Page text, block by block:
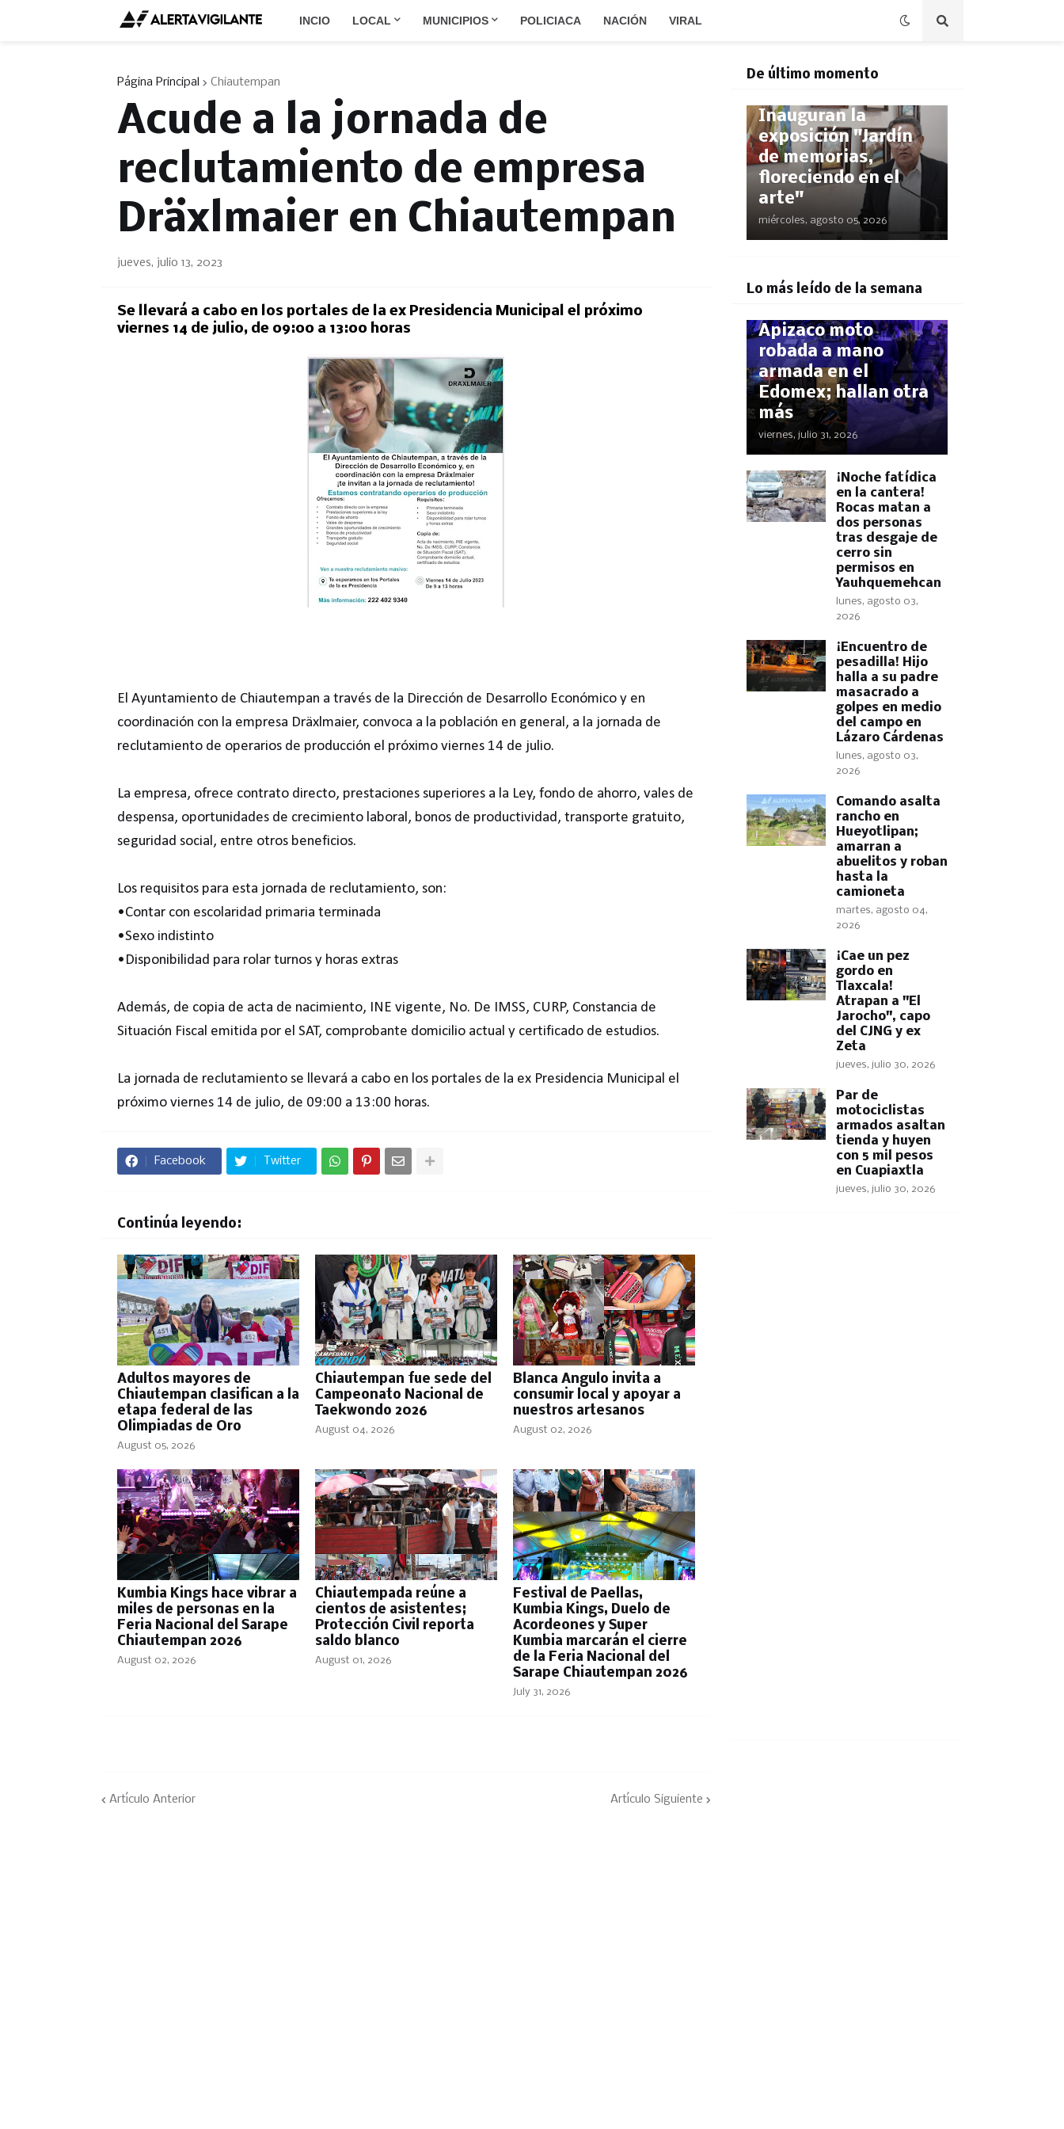
INCIO LOCAL MUNICIPIOS POLICIACA NACIÓN VIRAL
Página Principal Chiautempan
Acude a la jornada de
reclutamiento de empresa
Dräxlmaier en Chiautempan
jueves, julio 13, 2023
Se llevará a cabo en los portales de la ex Presidencia Municipal el próximo
viernes 14 de julio, de 09:00 a 13:00 horas
El Ayuntamiento de Chiautempan a través de la Dirección de Desarrollo Económico y en
coordinación con la empresa Dräxlmaier, convoca a la población en general, a la jornada de
reclutamiento de operarios de producción el próximo viernes 14 de julio.
La empresa, ofrece contrato directo, prestaciones superiores a la Ley, fondo de ahorro, vales de
despensa, oportunidades de crecimiento laboral, bonos de productividad, transporte gratuito,
seguridad social, entre otros beneficios.
Los requisitos para esta jornada de reclutamiento, son:
•Contar con escolaridad primaria terminada
•Sexo indistinto
•Disponibilidad para rolar turnos y horas extras
Además, de copia de acta de nacimiento, INE vigente, No. De IMSS, CURP, Constancia de
Situación Fiscal emitida por el SAT, comprobante domicilio actual y certificado de estudios.
La jornada de reclutamiento se llevará a cabo en los portales de la ex Presidencia Municipal el
próximo viernes 14 de julio, de 09:00 a 13:00 horas.
Facebook Twitter
Continúa leyendo:
Adultos mayores de
Chiautempan clasifican a la
etapa federal de las
Olimpiadas de Oro
August 05, 2026
Chiautempan fue sede del
Campeonato Nacional de
Taekwondo 2026
August 04, 2026
Blanca Angulo invita a
consumir local y apoyar a
nuestros artesanos
August 02, 2026
Kumbia Kings hace vibrar a
miles de personas en la
Feria Nacional del Sarape
Chiautempan 2026
August 02, 2026
Chiautempada reúne a
cientos de asistentes;
Protección Civil reporta
saldo blanco
August 01, 2026
Festival de Paellas,
Kumbia Kings, Duelo de
Acordeones y Super
Kumbia marcarán el cierre
de la Feria Nacional del
Sarape Chiautempan 2026
July 31, 2026
Artículo Anterior Artículo Siguiente
De último momento
¡Talento 100%
Inauguran la
exposición "Jardín
de memorias,
floreciendo en el
arte"
miércoles, agosto 05, 2026
Lo más leído de la semana
¡El GPS los delató!
Apizaco moto
robada a mano
armada en el
Edomex; hallan otra
más
viernes, julio 31, 2026
​¡Noche fatídica
en la cantera!
Rocas matan a
dos personas
tras desgaje de
cerro sin
permisos en
Yauhquemehcan
lunes, agosto 03,
2026
​¡Encuentro de
pesadilla! Hijo
halla a su padre
masacrado a
golpes en medio
del campo en
Lázaro Cárdenas
lunes, agosto 03,
2026
Comando asalta
rancho en
Hueyotlipan;
amarran a
abuelitos y roban
hasta la
camioneta
martes, agosto 04,
2026
​¡Cae un pez
gordo en
Tlaxcala!
Atrapan a "El
Jarocho", capo
del CJNG y ex
Zeta
jueves, julio 30, 2026
Par de
motociclistas
armados asaltan
tienda y huyen
con 5 mil pesos
en Cuapiaxtla
jueves, julio 30, 2026